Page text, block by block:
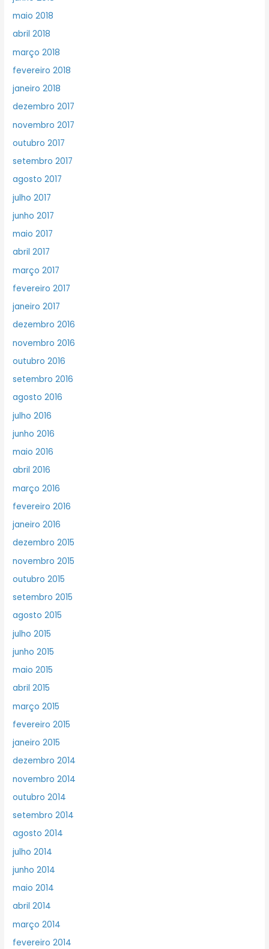
maio 2018
abril 2018
março 2018
fevereiro 2018
janeiro 2018
dezembro 2017
novembro 2017
outubro 2017
setembro 2017
agosto 2017
julho 2017
junho 2017
maio 2017
abril 2017
março 2017
fevereiro 2017
janeiro 2017
dezembro 2016
novembro 2016
outubro 2016
setembro 2016
agosto 2016
julho 2016
junho 2016
maio 2016
abril 2016
março 2016
fevereiro 2016
janeiro 2016
dezembro 2015
novembro 2015
outubro 2015
setembro 2015
agosto 2015
julho 2015
junho 2015
maio 2015
abril 2015
março 2015
fevereiro 2015
janeiro 2015
dezembro 2014
novembro 2014
outubro 2014
setembro 2014
agosto 2014
julho 2014
junho 2014
maio 2014
abril 2014
março 2014
fevereiro 2014